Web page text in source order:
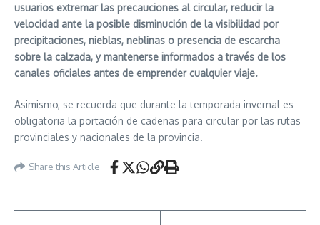
usuarios extremar las precauciones al circular, reducir la
velocidad ante la posible disminución de la visibilidad por
precipitaciones, nieblas, neblinas o presencia de escarcha
sobre la calzada, y mantenerse informados a través de los
canales oficiales antes de emprender cualquier viaje.
Asimismo, se recuerda que durante la temporada invernal es
obligatoria la portación de cadenas para circular por las rutas
provinciales y nacionales de la provincia.
Share this Article